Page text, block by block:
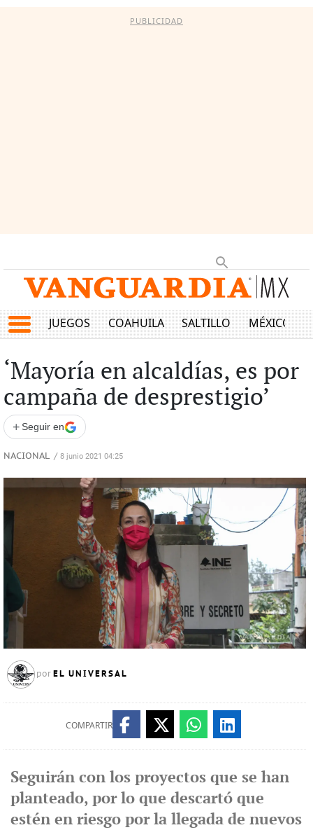
PUBLICIDAD
JUEGOS COAHUILA SALTILLO MÉXICO
‘Mayoría en alcaldías, es por
campaña de desprestigio’
+ Seguir en
NACIONAL / 8 junio 2021 04:25
por EL UNIVERSAL
COMPARTIR
Seguirán con los proyectos que se han
planteado, por lo que descartó que
estén en riesgo por la llegada de nuevos